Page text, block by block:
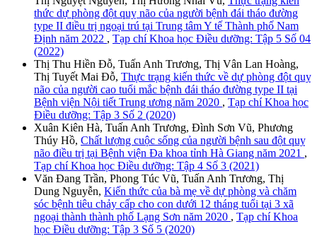
thức dự phòng đột quỵ não của người bệnh đái tháo đường
type II điều trị ngoại trú tại Trung tâm Y tế Thành phố Nam
Định năm 2022 , Tạp chí Khoa học Điều dưỡng: Tập 5 Số 04
(2022)
Thị Thu Hiền Đỗ, Tuấn Anh Trương, Thị Vân Lan Hoàng,
Thị Tuyết Mai Đỗ, Thực trạng kiến thức về dự phòng đột quỵ
não của người cao tuổi mắc bệnh đái tháo đường type II tại
Bệnh viện Nội tiết Trung ương năm 2020 , Tạp chí Khoa học
Điều dưỡng: Tập 3 Số 2 (2020)
Xuân Kiên Hà, Tuấn Anh Trương, Đình Sơn Vũ, Phương
Thúy Hồ, Chất lượng cuộc sống của người bệnh sau đột quỵ
não điều trị tại Bệnh viện Đa khoa tỉnh Hà Giang năm 2021 ,
Tạp chí Khoa học Điều dưỡng: Tập 4 Số 3 (2021)
Văn Đang Trần, Phong Túc Vũ, Tuấn Anh Trương, Thị
Dung Nguyễn, Kiến thức của bà mẹ về dự phòng và chăm
sóc bệnh tiêu chảy cấp cho con dưới 12 tháng tuổi tại 3 xã
ngoại thành thành phố Lạng Sơn năm 2020 , Tạp chí Khoa
học Điều dưỡng: Tập 3 Số 5 (2020)